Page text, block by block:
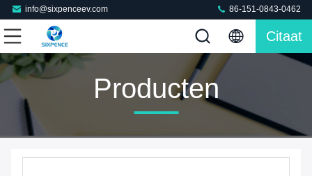
info@sixpenceev.com 86-151-0843-0462
Citaat
Producten